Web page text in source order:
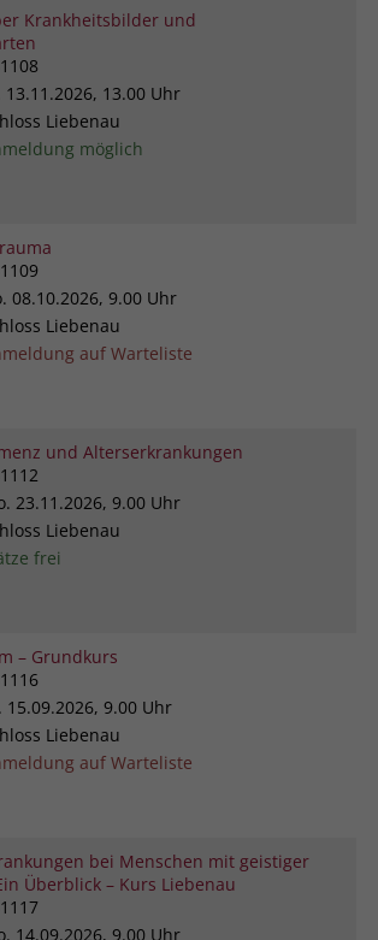
Krankheitsbilder und
13.11.2026, 13.00 Uhr
Liebenau
möglich
08.10.2026, 9.00 Uhr
Liebenau
auf Warteliste
und Alterserkrankungen
23.11.2026, 9.00 Uhr
Liebenau
frei
– Grundkurs
15.09.2026, 9.00 Uhr
Liebenau
auf Warteliste
bei Menschen mit geistiger
Überblick – Kurs Liebenau
14.09.2026, 9.00 Uhr
PHPSESSID
stiftung-liebenau.de
Session
allen Seitenanfragen bei.
Browsers und die Einstellungen
exklusiv für diese Website zu speichern.
Dadurch wird gewährleistet, dass
Aktionen, die bei späteren Besuchen
derselben Website durchgeführt
werden, mit derselben
_clsk
www.clarity.ms
1 Jahr
zu speichern und in einer einzigen
Sitzungsaufzeichnung
zusammenzufassen.